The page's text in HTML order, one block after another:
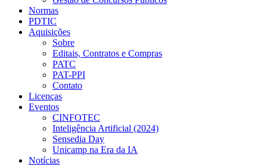
Normas
PDTIC
Aquisições
Sobre
Editais, Contratos e Compras
PATC
PAT-PPI
Contato
Licenças
Eventos
CINFOTEC
Inteligência Artificial (2024)
Sensedia Day
Unicamp na Era da IA
Notícias